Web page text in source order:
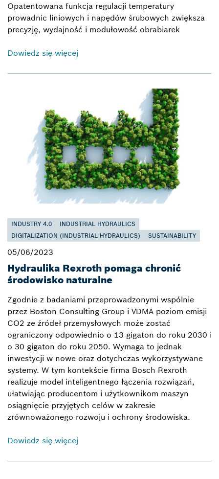
Opatentowana funkcja regulacji temperatury
prowadnic liniowych i napędów śrubowych zwiększa
precyzję, wydajność i modułowość obrabiarek
Dowiedz się więcej
INDUSTRY 4.0
INDUSTRIAL HYDRAULICS
DIGITALIZATION (INDUSTRIAL HYDRAULICS)
SUSTAINABILITY
05/06/2023
Hydraulika Rexroth pomaga chronić
środowisko naturalne
Zgodnie z badaniami przeprowadzonymi wspólnie
przez Boston Consulting Group i VDMA poziom emisji
CO2 ze źródeł przemysłowych może zostać
ograniczony odpowiednio o 13 gigaton do roku 2030 i
o 30 gigaton do roku 2050. Wymaga to jednak
inwestycji w nowe oraz dotychczas wykorzystywane
systemy. W tym kontekście firma Bosch Rexroth
realizuje model inteligentnego łączenia rozwiązań,
ułatwiając producentom i użytkownikom maszyn
osiągnięcie przyjętych celów w zakresie
zrównoważonego rozwoju i ochrony środowiska.
Dowiedz się więcej